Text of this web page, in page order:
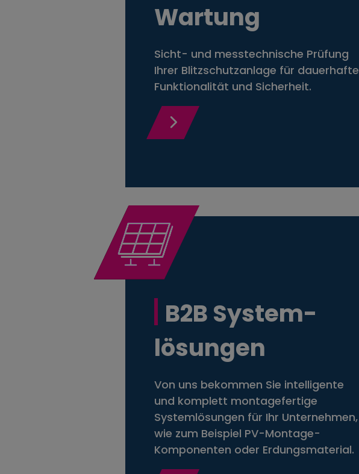
Wartung
Sicht- und messtechnische Prüfung
Ihrer Blitzschutzanlage für dauerhafte
Funktionalität und Sicherheit.
B2B System­
lösungen
Von uns bekommen Sie intelligente
und komplett montagefertige
Systemlösungen für Ihr Unternehmen,
wie zum Beispiel PV-Montage-
Komponenten oder Erdungsmaterial.